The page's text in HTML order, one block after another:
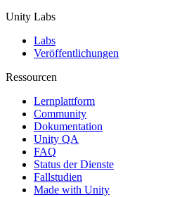
Unity Labs
Labs
Veröffentlichungen
Ressourcen
Lernplattform
Community
Dokumentation
Unity QA
FAQ
Status der Dienste
Fallstudien
Made with Unity